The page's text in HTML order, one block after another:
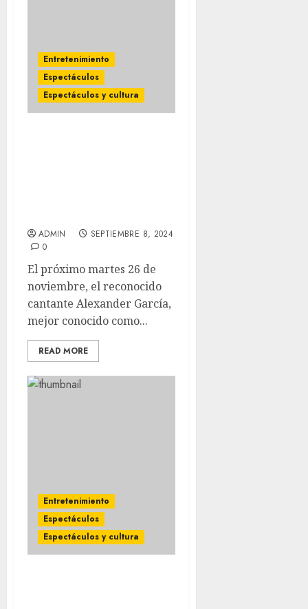
Entretenimiento
Espectáculos
Espectáculos y cultura
ADMIN
SEPTIEMBRE 8, 2024
0
El próximo martes 26 de
noviembre, el reconocido
cantante Alexander García,
mejor conocido como...
READ MORE
Entretenimiento
Espectáculos
Espectáculos y cultura